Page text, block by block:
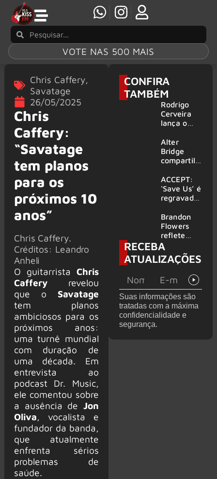
VOTE NAS 500 MAIS
Chris Caffery,
Savatage
26/05/2025
Chris
Caffery:
“Savatage
tem planos
para os
próximos 10
anos”
Chris Caffery.
Créditos: Leandro
Anheli
O guitarrista
Chris
Caffery revelou
que o Savatage
tem planos
ambiciosos para os
próximos anos:
uma turnê mundial
com duração de
uma década. Em
entrevista ao
podcast Dr. Music,
ele comentou sobre
a ausência de Jon
Oliva, vocalista e
fundador da banda,
que atualmente
enfrenta sérios
problemas de
saúde.
CONFIRA
TAMBÉM
Rodrigo
Cerveira
lança o
Searcher”
Alter
Bridge
compartilh
vivo de
“Fortress”
gravada
am Ring
2026
ACCEPT:
‘Save Us’ é
regravada
membros
do GHOST
e KORN
Brandon
Flowers
reflete
sobre o
futuro e
levanta
de de
deixar os
palcos
RECEBA
ATUALIZAÇÕES
Suas informações são
tratadas com a máxima
confidencialidade e
segurança.